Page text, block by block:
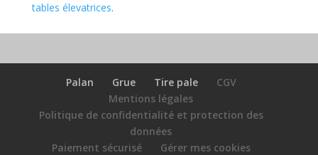
tables élevatrices.
Palan Grue Tire pale
CGV
Mentions légales
Politique de confidentialité et protection des
données
Paiement sécurisé
Gérer mes cookies